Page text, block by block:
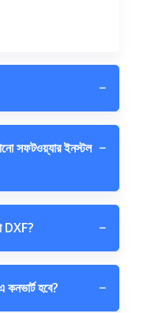
−
সফটওয়্যার ইনস্টল −
DXF? −
হবে? −